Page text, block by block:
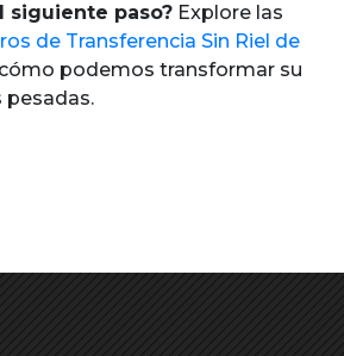
siguiente paso? Explore las
de Transferencia Sin Riel de
podemos transformar su
pesadas.